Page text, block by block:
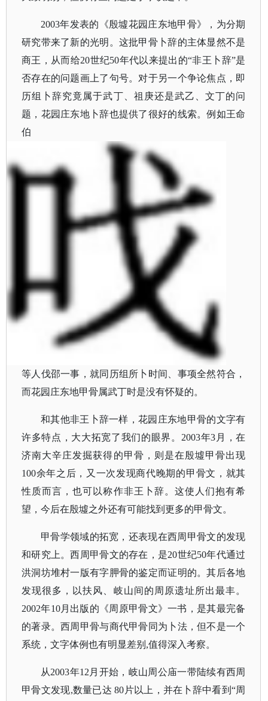
2003年发表的《殷墟花园庄东地甲骨》，为分期
研究带来了新的光明。这批甲骨卜辞的主体显然不是
商王，从而给20世纪50年代以来提出的“非王卜辞”是
否存在的问题画上了句号。对于另一个争论焦点，即
历组卜辞究竟属于武丁、祖庚还是武乙、文丁的问
题，花园庄东地卜辞也提供了很好的线索。例如王命
伯
等人伐邵一事，就同历组所卜时间、事项全然符合，
而花园庄东地甲骨属武丁时是没有怀疑的。
和其他非王卜辞一样，花园庄东地甲骨的文字有
许多特点，大大拓宽了我们的眼界。 2003年3月，在
济南大辛庄发掘获得的甲骨，则是在殷墟甲骨出现
100余年之后，又一次发现商代晚期的甲骨文，就其
性质而言，也可以称作非王卜辞。这使人们抱有希
望，今后在殷墟之外还有可能找到更多的甲骨文。
甲骨学领域的拓宽，还表现在西周甲骨文的发现
和研究上。西周甲骨文的存在，是20世纪50年代通过
洪洞坊堆村一版有字胛骨的鉴定而证明的。其后各地
发现很多，以扶风、岐山间的周原遗址所出最丰。
2002年10月出版的《周原甲骨文》一书，是其最完备
的著录。西周甲骨与商代甲骨同为卜法，但不是一个
系统，文字体例也有明显差别,值得深入考察。
从2003年12月开始，岐山周公庙一带陆续有西周
甲骨文发现,数量已达 80片以上，并在卜辞中看到“周